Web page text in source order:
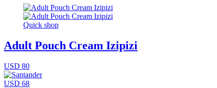
Quick shop
Adult Pouch Cream Izipizi
USD 80
USD 68